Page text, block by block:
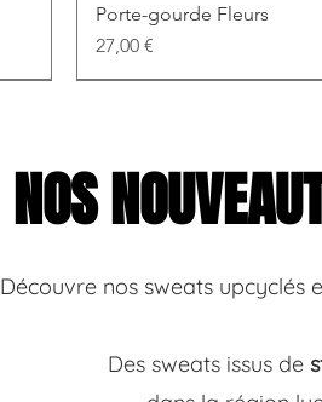
Porte-gourde Fleurs
Prix
27,00 €
NOS
Découvre nos sweats upcyclés
Des sweats issus de